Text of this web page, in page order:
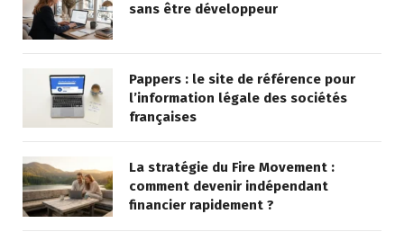
sans être développeur
Pappers : le site de référence pour
l’information légale des sociétés
françaises
La stratégie du Fire Movement :
comment devenir indépendant
financier rapidement ?